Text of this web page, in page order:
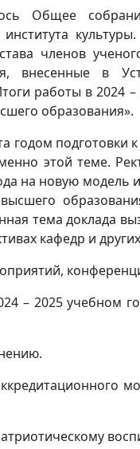
Общее
института
членов
внесенные в
работы в 2024
образования».
годом
этой теме.
на новую модель
тема доклада
кафедр и
– 2025 учебном